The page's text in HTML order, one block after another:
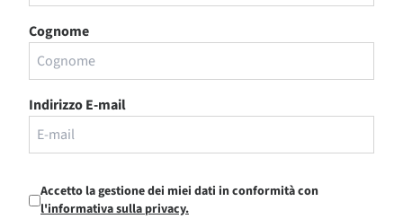
Cognome
Indirizzo E-mail
Accetto la gestione dei miei dati in conformità con
l'informativa sulla privacy.